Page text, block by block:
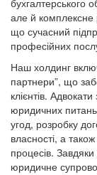
бухгалтерського
але й комплексне
що сучасний
професійних
Наш холдинг
партнери”, що
клієнтів.
юридичних
угод, розробку
власності, а
процесів.
юридичне